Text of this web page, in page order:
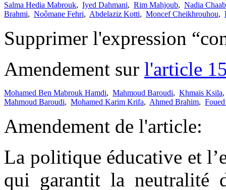
Salma Hedia Mabrouk, Iyed Dahmani, Rim Mahjoub, Nadia
Brahmi, Noômane Fehri, Abdelaziz Kotti, Moncef Cheikhrouhou,
Supprimer l'expression
Amendement sur l'article
Mohamed Ben Mabrouk Hamdi, Mahmoud Baroudi, Khmais Ksila
Mahmoud Baroudi, Mohamed Karim Krifa, Ahmed Brahim,
Amendement de l'article:
La politique éducative et
qui garantit la neutralité